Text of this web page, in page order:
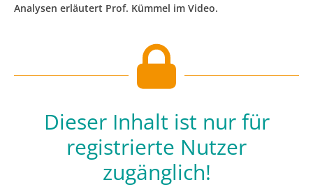
Analysen erläutert Prof. Kümmel im Video.
Dieser Inhalt ist nur für
registrierte Nutzer
zugänglich!